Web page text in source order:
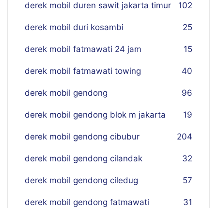
derek mobil duren sawit jakarta timur 102
derek mobil duri kosambi 25
derek mobil fatmawati 24 jam 15
derek mobil fatmawati towing 40
derek mobil gendong 96
derek mobil gendong blok m jakarta 19
derek mobil gendong cibubur 204
derek mobil gendong cilandak 32
derek mobil gendong ciledug 57
derek mobil gendong fatmawati 31